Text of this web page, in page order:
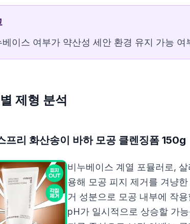
징폼 160ml
베이스 여부가 약산성 세안 환경 유지 가능 여
제형 분석
프리 화산송이 바하 모공 클렌징폼 150g
비누베이스 계열 포뮬러로,
용해 모공 피지 제거를 겨냥
거 성분으로 모공 내부에 작
pH가 일시적으로 상승할 가